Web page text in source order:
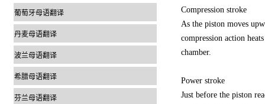
葡萄牙母语翻译
丹麦母语翻译
波兰母语翻译
希腊母语翻译
芬兰母语翻译
Compression stroke
As the piston moves
compression action
chamber.
Power stroke
Just before the piston